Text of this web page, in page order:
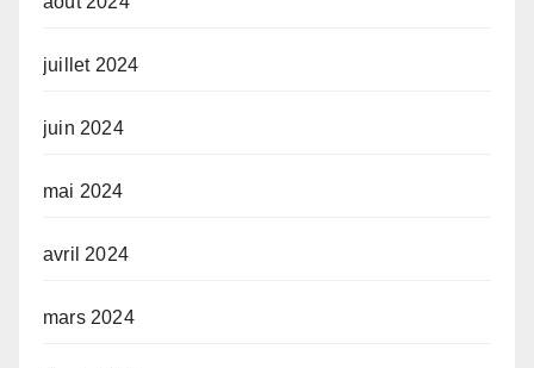
juillet 2024
juin 2024
mai 2024
avril 2024
mars 2024